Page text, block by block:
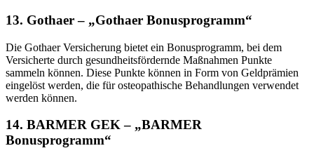
13. Gothaer – „Gothaer Bonusprogramm“
Die Gothaer Versicherung bietet ein Bonusprogramm, bei dem
Versicherte durch gesundheitsfördernde Maßnahmen Punkte
sammeln können. Diese Punkte können in Form von Geldprämien
eingelöst werden, die für osteopathische Behandlungen verwendet
werden können.
14. BARMER GEK – „BARMER
Bonusprogramm“